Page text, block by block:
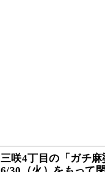
三咲4丁目の「ガチ